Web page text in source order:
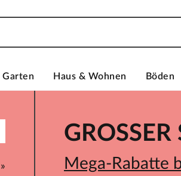
Garten Haus & Wohnen Böden
GROSSER
Mega-Rabatte